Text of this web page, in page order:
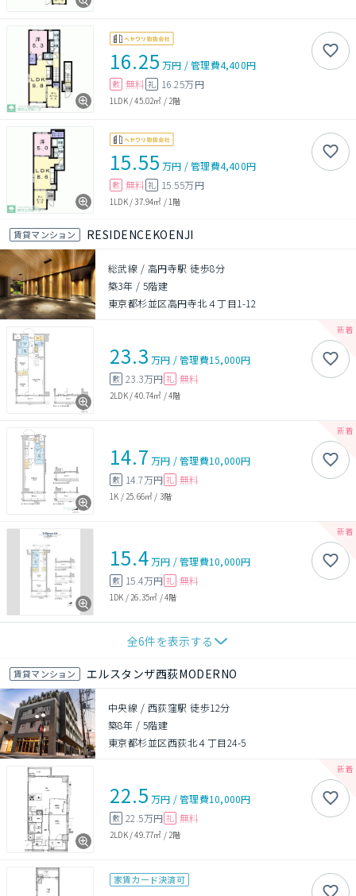
16.25 万円 /管理費4,400円
敷 無料 礼 16.25万円
1LDK/45.02㎡ /2階
15.55 万円 /管理費4,400円
敷 無料 礼 15.55万円
1LDK/37.94㎡ /1階
賃貸マンション RESIDENCEKOENJI
総武線 / 高円寺駅 徒歩8分
築3年 / 5階建
東京都杉並区高円寺北４丁目1-12
23.3 万円 /管理費15,000円
敷 23.3万円 礼 無料
2LDK/40.74㎡ /4階
14.7 万円 /管理費10,000円
敷 14.7万円 礼 無料
1K / 25.66㎡ / 3階
15.4万円 /管理費10,000円
敷 15.4万円 礼 無料
1DK / 26.35㎡ /4階
全6件を表示する
賃貸マンション エルスタンザ西荻MODERNO
中央線 / 西荻窪駅 徒歩12分
築8年 / 5階建
東京都杉並区西荻北４丁目24-5
22.5 万円 /管理費10,000円
敷 22.5万円 礼 無料
2LDK/49.77㎡ / 2階
家賃カード決済可